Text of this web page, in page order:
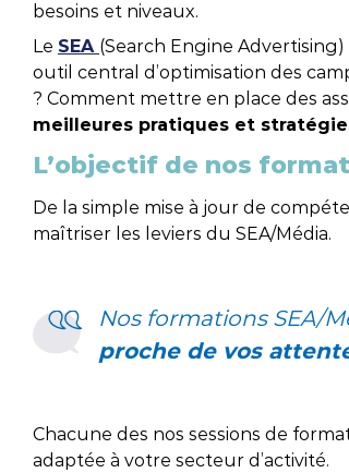
vos projets.
Toutes nos certifications
Nos évènements
Business Cases
Témoignages clients
Workshops clients
besoins et niveaux.
Le SEA (Search Engine
outil central d’optimisation des
? Comment mettre en place des
meilleures pratiques et
L’objectif de nos
De la simple mise à jour de
maîtriser les leviers du SEA/Média.
Nos formations SEA/
proche de vos
Chacune des nos sessions de
adaptée à votre secteur d’activité.